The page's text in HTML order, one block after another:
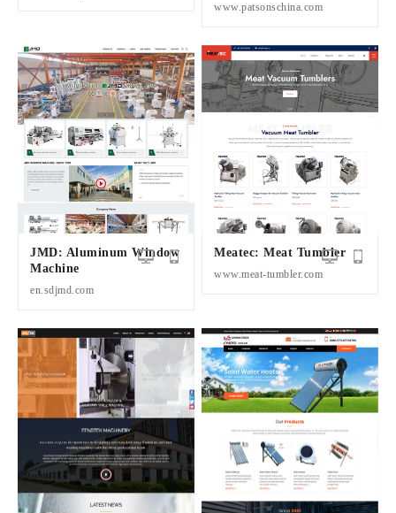
www.patsonschina.com
JMD: Aluminum Window
Machine
en.sdjmd.com
Meatec: Meat Tumbler
www.meat-tumbler.com